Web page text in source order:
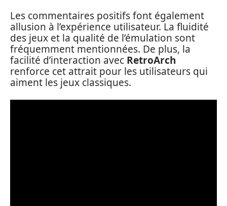
Les commentaires positifs font également
allusion à l’expérience utilisateur. La fluidité
des jeux et la qualité de l’émulation sont
fréquemment mentionnées. De plus, la
facilité d’interaction avec RetroArch
renforce cet attrait pour les utilisateurs qui
aiment les jeux classiques.